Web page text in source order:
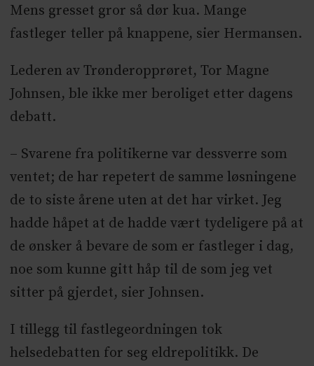
Mens gresset gror så dør kua. Mange
fastleger teller på knappene, sier Hermansen.
Lederen av Trønderopprøret, Tor Magne
Johnsen, ble ikke mer beroliget etter dagens
debatt.
– Svarene fra politikerne var dessverre som
ventet; de har repetert de samme løsningene
de to siste årene uten at det har virket. Jeg
hadde håpet at de hadde vært tydeligere på at
de ønsker å bevare de som er fastleger i dag,
noe som kunne gitt håp til de som jeg vet
sitter på gjerdet, sier Johnsen.
I tillegg til fastlegeordningen tok
helsedebatten for seg eldrepolitikk. De